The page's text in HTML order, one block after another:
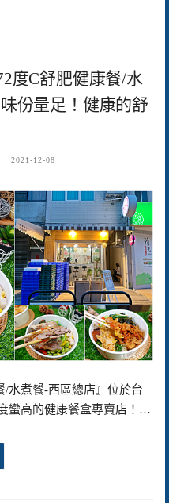
度C舒肥健康餐/水
份量足！健康的舒
2021-12-08
/水煮餐-西區總店』位於台
蠻高的健康餐盒專賣店！…